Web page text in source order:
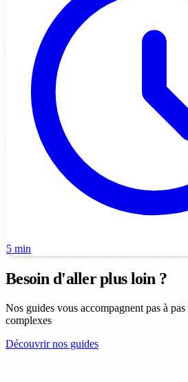
5 min
Besoin d'aller plus loin ?
Nos guides vous accompagnent pas à
complexes
Découvrir nos guides